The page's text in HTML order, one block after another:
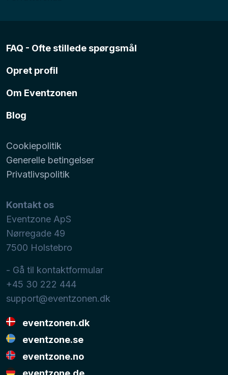
FAQ - Ofte stillede spørgsmål
Opret profil
Om Eventzonen
Blog
Cookiepolitik
Generelle betingelser
Privatlivspolitik
Kontakt os
Eventzone ApS
Nørregade 49
7500 Holstebro
- Gå til kontaktformular
+45 30 222 444
support@eventzonen.dk
eventzonen.dk
eventzone.se
eventzone.no